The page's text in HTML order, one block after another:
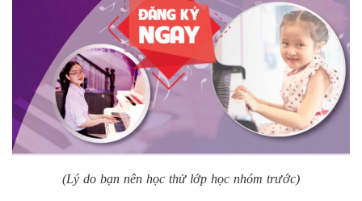
(Lý do bạn nên học thử lớp học nhóm trước)